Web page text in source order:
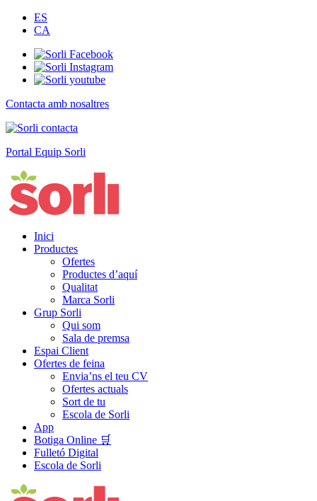
ES
CA
Contacta amb nosaltres
Portal Equip Sorli
Inici
Productes
Ofertes
Productes d’aquí
Qualitat
Marca Sorli
Grup Sorli
Qui som
Sala de premsa
Espai Client
Ofertes de feina
Envia’ns el teu CV
Ofertes actuals
Sort de tu
Escola de Sorli
App
Botiga Online 🛒
Fulletó Digital
Escola de Sorli